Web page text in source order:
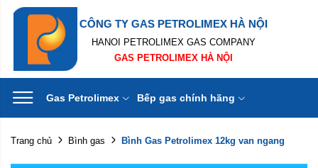
CÔNG TY GAS PETROLIMEX HÀ NỘI
HANOI PETROLIMEX GAS COMPANY
GAS PETROLIMEX HÀ NỘI
Gas Petrolimex Bếp gas chính hãng
Trang chủ Bình gas Bình Gas Petrolimex 12kg van ngang